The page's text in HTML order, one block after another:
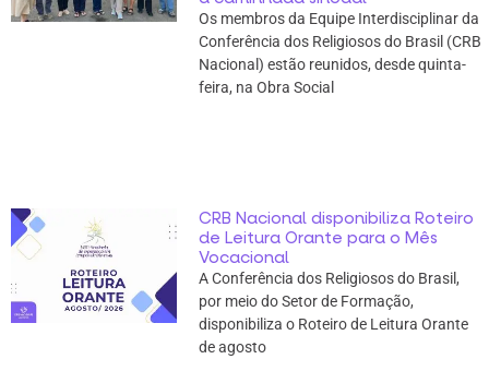
Os membros da Equipe Interdisciplinar da
Conferência dos Religiosos do Brasil (CRB
Nacional) estão reunidos, desde quinta-
feira, na Obra Social
CRB Nacional disponibiliza Roteiro
de Leitura Orante para o Mês
Vocacional
A Conferência dos Religiosos do Brasil,
por meio do Setor de Formação,
disponibiliza o Roteiro de Leitura Orante
de agosto